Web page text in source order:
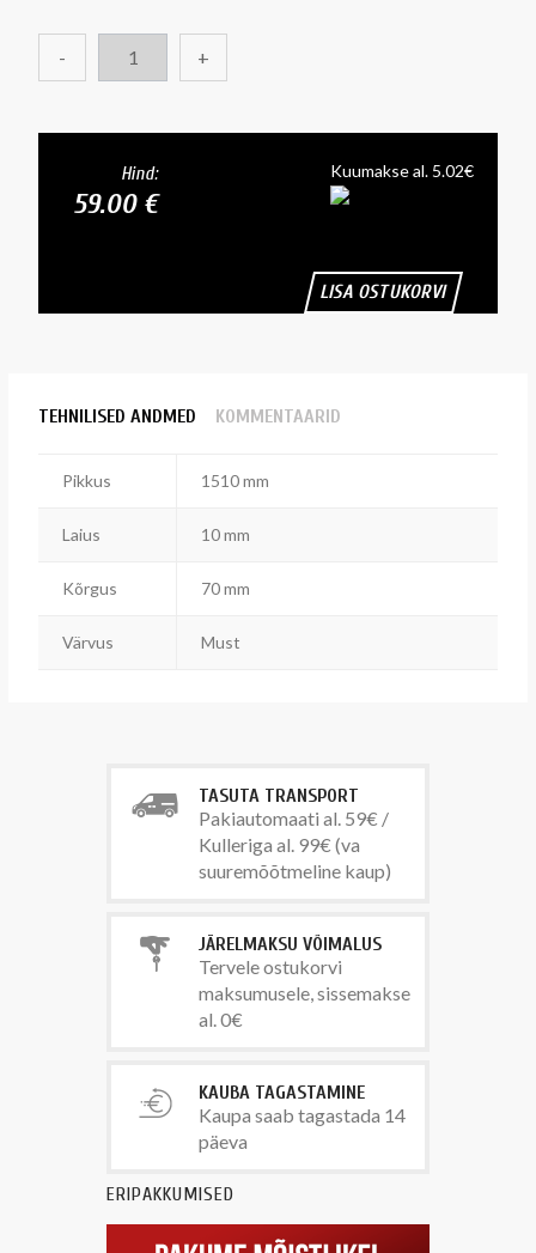
- +
Hind:
59.00 €
Kuumakse al. 5.02€
LISA OSTUKORVI
TEHNILISED ANDMED KOMMENTAARID
Pikkus 1510 mm
Laius 10 mm
Kõrgus 70 mm
Värvus Must
TASUTA TRANSPORT
Pakiautomaati al. 59€ /
Kulleriga al. 99€ (va
suuremõõtmeline kaup)
JÄRELMAKSU VÕIMALUS
Tervele ostukorvi
maksumusele, sissemakse
al. 0€
KAUBA TAGASTAMINE
Kaupa saab tagastada 14
päeva
ERIPAKKUMISED